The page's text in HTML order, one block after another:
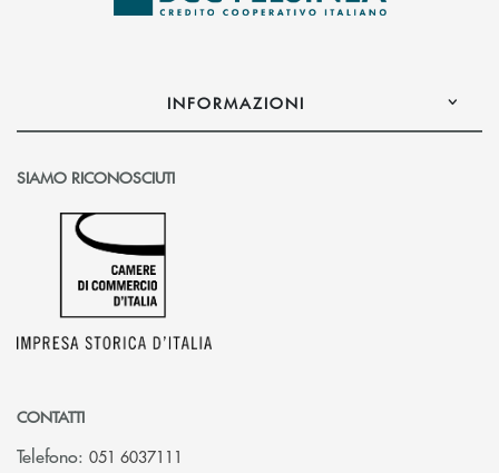
INFORMAZIONI
SIAMO RICONOSCIUTI
CONTATTI
Telefono: 051 6037111